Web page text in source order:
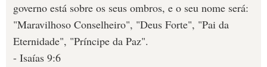
governo está sobre os seus ombros, e o seu nome será:
"Maravilhoso Conselheiro", "Deus Forte", "Pai da
Eternidade", "Príncipe da Paz".
- Isaías 9:6